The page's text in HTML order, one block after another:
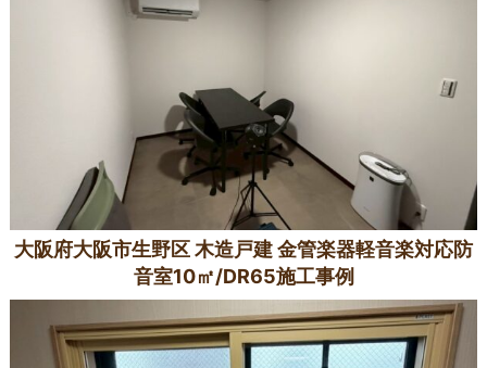
大阪府大阪市生野区 木造戸建 金管楽器軽音楽対応防
音室10㎡/DR65施工事例